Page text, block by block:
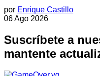
por Enrique Castillo
06 Ago 2026
Suscríbete a
mantente